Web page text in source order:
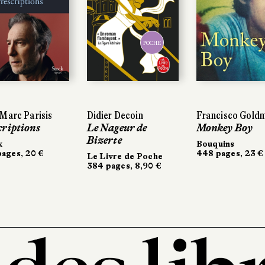
Parisis
20 €
POCHE
Didier Decoin
Le Nageur de
Bizerte
Le Livre de Poche
384 pages, 8,90 €
Francisco
Monkey Boy
Bouquins
448 pages, 23 €
Parisis
20 €
POCHE
Didier Decoin
Le Nageur de
Bizerte
Le Livre de Poche
384 pages, 8,90 €
Francisco
Monkey Boy
Bouquins
448 pages, 23 €